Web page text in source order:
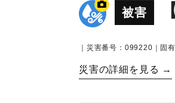
被害
｜災害番号：099220｜固
災害の詳細を見る →